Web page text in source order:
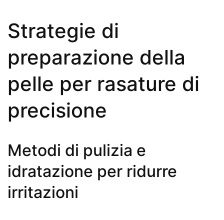
Strategie di
preparazione della
pelle per rasature di
precisione
Metodi di pulizia e
idratazione per ridurre
irritazioni